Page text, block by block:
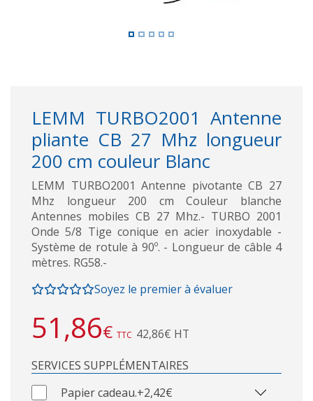
LEMM TURBO2001 Antenne
pliante CB 27 Mhz longueur
200 cm couleur Blanc
LEMM TURBO2001 Antenne pivotante CB 27
Mhz longueur 200 cm Couleur blanche
Antennes mobiles CB 27 Mhz.- TURBO 2001
Onde 5/8 Tige conique en acier inoxydable -
Système de rotule à 90º. - Longueur de câble 4
mètres. RG58.-
Soyez le premier à évaluer
51,86€ TTC 42,86€ HT
SERVICES SUPPLÉMENTAIRES
Papier cadeau.+2,42€